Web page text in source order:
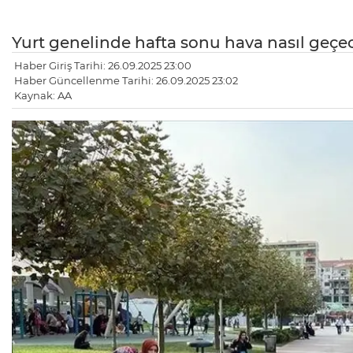
Yurt genelinde hafta sonu hava nasıl
Haber Giriş Tarihi: 26.09.2025 23:00
Haber Güncellenme Tarihi: 26.09.2025 23:02
Kaynak: AA